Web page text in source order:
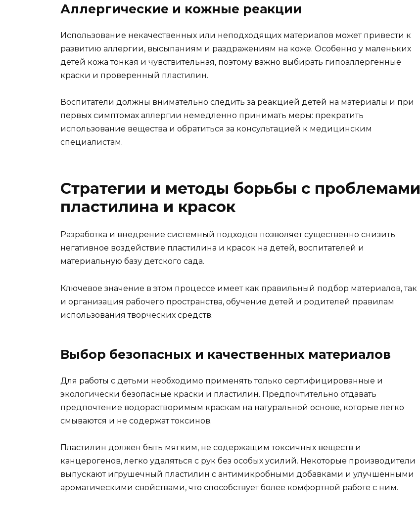
Аллергические и кожные реакции
Использование некачественных или неподходящих материалов может привести к
развитию аллергии, высыпаниям и раздражениям на коже. Особенно у маленьких
детей кожа тонкая и чувствительная, поэтому важно выбирать гипоаллергенные
краски и проверенный пластилин.
Воспитатели должны внимательно следить за реакцией детей на материалы и при
первых симптомах аллергии немедленно принимать меры: прекратить
использование вещества и обратиться за консультацией к медицинским
специалистам.
Стратегии и методы борьбы с проблемами
пластилина и красок
Разработка и внедрение системный подходов позволяет существенно снизить
негативное воздействие пластилина и красок на детей, воспитателей и
материальную базу детского сада.
Ключевое значение в этом процессе имеет как правильный подбор материалов, так
и организация рабочего пространства, обучение детей и родителей правилам
использования творческих средств.
Выбор безопасных и качественных материалов
Для работы с детьми необходимо применять только сертифицированные и
экологически безопасные краски и пластилин. Предпочтительно отдавать
предпочтение водорастворимым краскам на натуральной основе, которые легко
смываются и не содержат токсинов.
Пластилин должен быть мягким, не содержащим токсичных веществ и
канцерогенов, легко удаляться с рук без особых усилий. Некоторые производители
выпускают игрушечный пластилин с антимикробными добавками и улучшенными
ароматическими свойствами, что способствует более комфортной работе с ним.